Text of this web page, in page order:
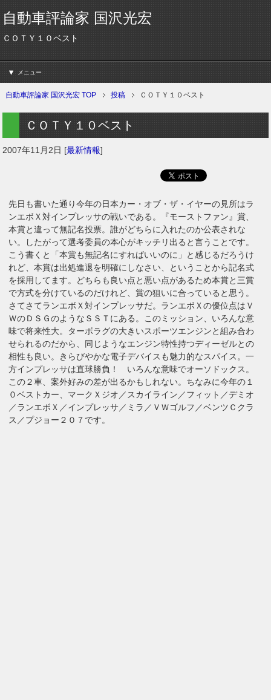
自動車評論家 国沢光宏
ＣＯＴＹ１０ベスト
メニュー
自動車評論家 国沢光宏 TOP 投稿 ＣＯＴＹ１０ベスト
ＣＯＴＹ１０ベスト
2007年11月2日 [最新情報]
先日も書いた通り今年の日本カー・オブ・ザ・イヤーの見所はラ
ンエボＸ対インプレッサの戦いである。『モーストファン』賞、
本賞と違って無記名投票。誰がどちらに入れたのか公表されな
い。したがって選考委員の本心がキッチリ出ると言うことです。
こう書くと「本賞も無記名にすればいいのに」と感じるだろうけ
れど、本賞は出処進退を明確にしなさい、ということから記名式
を採用してます。どちらも良い点と悪い点があるため本賞と三賞
で方式を分けているのだけれど、賞の狙いに合っていると思う。
さてさてランエボＸ対インプレッサだ。ランエボＸの優位点はＶ
ＷのＤＳＧのようなＳＳＴにある。このミッション、いろんな意
味で将来性大。ターボラグの大きいスポーツエンジンと組み合わ
せられるのだから、同じようなエンジン特性持つディーゼルとの
相性も良い。きらびやかな電子デバイスも魅力的なスパイス。一
方インプレッサは直球勝負！ いろんな意味でオーソドックス。
この２車、案外好みの差が出るかもしれない。ちなみに今年の１
０ベストカー、 マークＸジオ／スカイライン／フィット／デミオ
／ランエボＸ／インプレッサ／ミラ／ＶＷゴルフ／ベンツＣクラ
ス／プジョー２０７です。